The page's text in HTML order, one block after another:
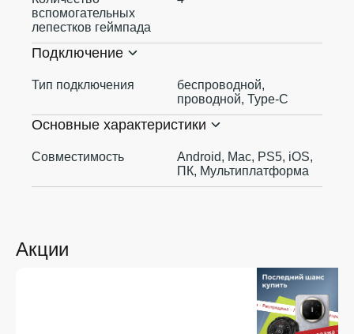
Акции
вспомогательных
лепестков геймпада
Подключение
Тип подключения
беспроводной,
проводной, Type-C
Основные характеристики
Совместимость
Android, Mac, PS5, iOS,
ПК, Мультиплатформа